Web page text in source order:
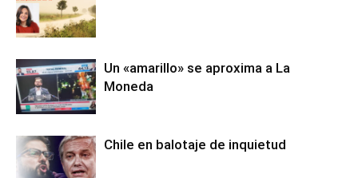
Un «amarillo» se aproxima a La
Moneda
Chile en balotaje de inquietud